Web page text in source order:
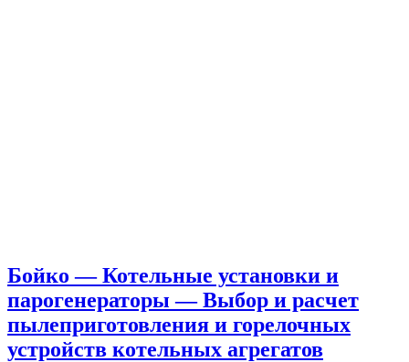
Бойко — Котельные установки и
парогенераторы — Выбор и расчет
пылеприготовления и горелочных
устройств котельных агрегатов